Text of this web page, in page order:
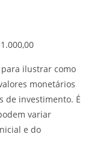
para ilustrar como
monetários
de investimento. É
variar
e do